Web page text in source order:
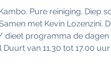
Pure reiniging. Diep
met Kevin Lozenzini.
dieet programma de dagen
van 11.30 tot 17.00 uur